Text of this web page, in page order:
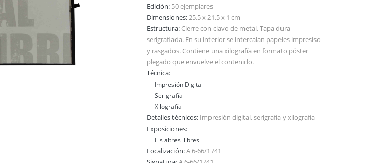
Edición: 50 ejemplares
Dimensiones:25,5 x 21,5 x 1 cm
Estructura: Cierre con clavo de metal. Tapa dura
serigrafiada. En su interior se intercalan papeles impresiso
y rasgados. Contiene una xilografía en formato póster
plegado que envuelve el contenido.
Técnica:
Impresión Digital
Serigrafía
Xilografía
Detalles técnicos: Impresión digital, serigrafía y xilografía
Exposiciones:
Els altres llibres
Localización:A 6-66/1741